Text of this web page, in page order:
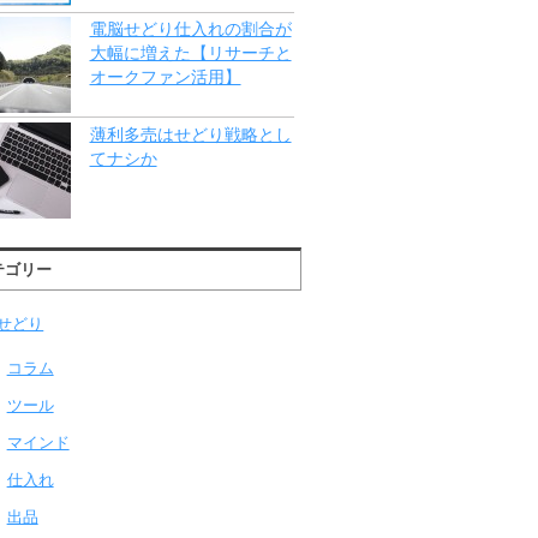
電脳せどり仕入れの割合が
大幅に増えた【リサーチと
オークファン活用】
薄利多売はせどり戦略とし
てナシか
ゴリー
どり
コラム
ツール
マインド
仕入れ
出品